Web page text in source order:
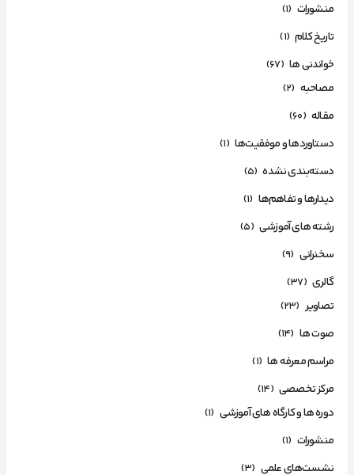
منشورات (1)
تاریخ کلام (1)
خواندنی ها (67)
مصاحبه (2)
مقاله (60)
دستاوردها و موفقیت‌ها (1)
دسته‌بندی نشده (5)
دیدارها و تفاهم‌ها (1)
رشته های آموزشی (5)
سخنرانی (9)
گالری (37)
تصاویر (23)
صوت ها (14)
مراسم معرفه ها (1)
مرکز تخصصی (14)
دوره ها و کارگاه های آموزشی (1)
منشورات (1)
نشست‌های علمی (3)